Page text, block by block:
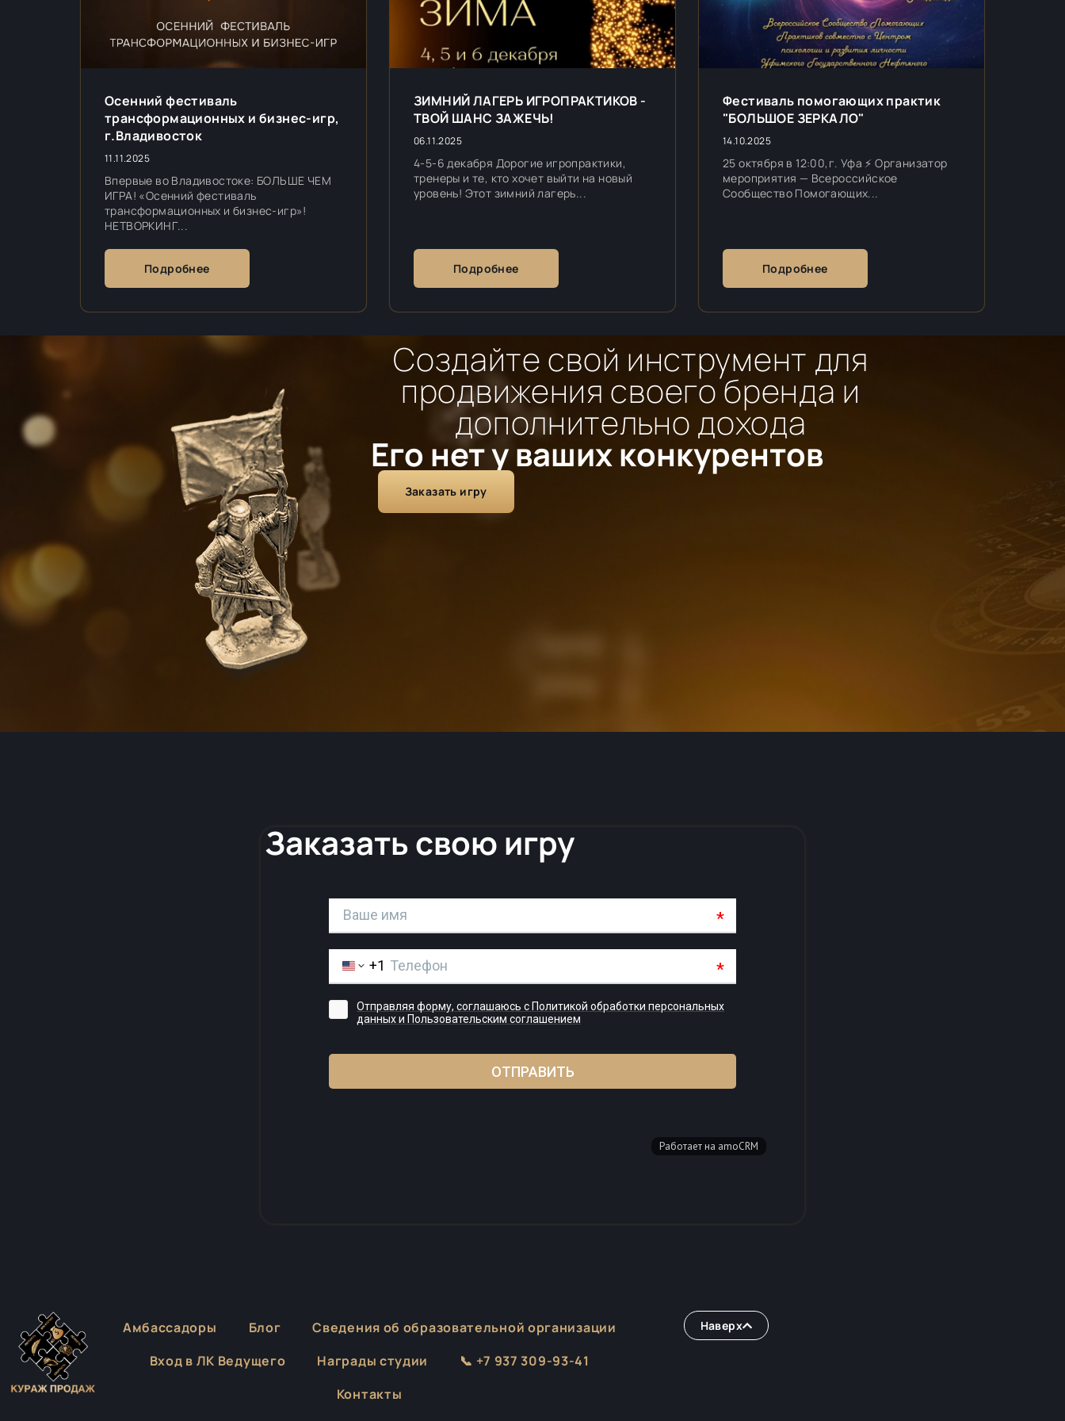
Осенний фестиваль
трансформационных и бизнес-игр,
г.Владивосток
11.11.2025
Впервые во Владивостоке: БОЛЬШЕ ЧЕМ
ИГРА! «Осенний фестиваль
трансформационных и бизнес-игр»!
НЕТВОРКИНГ...
Подробнее
ЗИМНИЙ ЛАГЕРЬ ИГРОПРАКТИКОВ -
ТВОЙ ШАНС ЗАЖЕЧЬ!
06.11.2025
4-5-6 декабря Дорогие игропрактики,
тренеры и те, кто хочет выйти на новый
уровень! Этот зимний лагерь...
Подробнее
Фестиваль помогающих практик
"БОЛЬШОЕ ЗЕРКАЛО"
14.10.2025
25 октября в 12:00,г. Уфа ⚡️ Организатор
мероприятия — Всероссийское
Сообщество Помогающих...
Подробнее
Создайте свой инструмент для
продвижения своего бренда и
дополнительно дохода
Его нет у ваших конкурентов
Заказать игру
Заказать свою игру
Амбассадоры Блог
Сведения об образовательной организации
Вход в ЛК Ведущего
Награды студии
📞 +7 937 309-93-41
Контакты
Наверх